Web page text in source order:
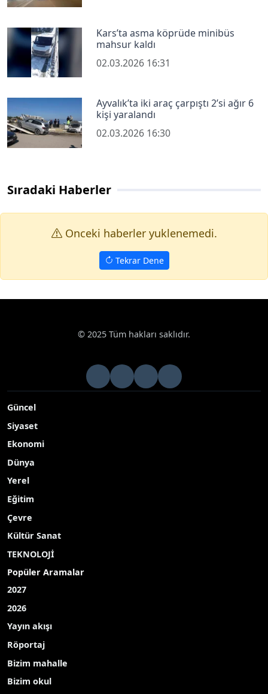
Kars’ta asma köprüde minibüs
mahsur kaldı
02.03.2026 16:31
Ayvalık’ta iki araç çarpıştı 2’si ağır 6
kişi yaralandı
02.03.2026 16:30
Sıradaki Haberler
Onceki haberler yuklenemedi.
Tekrar Dene
© 2025 Tüm hakları saklıdır.
Güncel
Siyaset
Ekonomi
Dünya
Yerel
Eğitim
Çevre
Kültür Sanat
TEKNOLOJİ
Popüler Aramalar
2027
2026
Yayın akışı
Röportaj
Bizim mahalle
Bizim okul